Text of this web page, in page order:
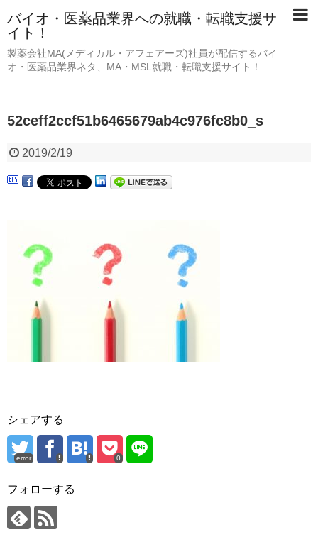
バイオ・医薬品業界への就職・転職支援サ
イト！
製薬会社MA(メディカル・アフェアーズ)社員が配信するバイ
オ・医薬品業界ネタ、MA・MSL就職・転職支援サイト！
52ceff2ccf51b6465679ab4c976fc8b0_s
2019/2/19
シェアする
error 0
フォローする